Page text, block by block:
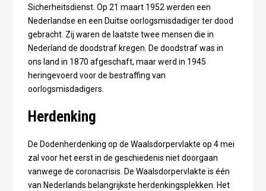
Sicherheitsdienst. Op 21 maart 1952 werden een
Nederlandse en een Duitse oorlogsmisdadiger ter dood
gebracht. Zij waren de laatste twee mensen die in
Nederland de doodstraf kregen. De doodstraf was in
ons land in 1870 afgeschaft, maar werd in 1945
heringevoerd voor de bestraffing van
oorlogsmisdadigers.
Herdenking
De Dodenherdenking op de Waalsdorpervlakte op 4 mei
zal voor het eerst in de geschiedenis niet doorgaan
vanwege de coronacrisis. De Waalsdorpervlakte is één
van Nederlands belangrijkste herdenkingsplekken. Het